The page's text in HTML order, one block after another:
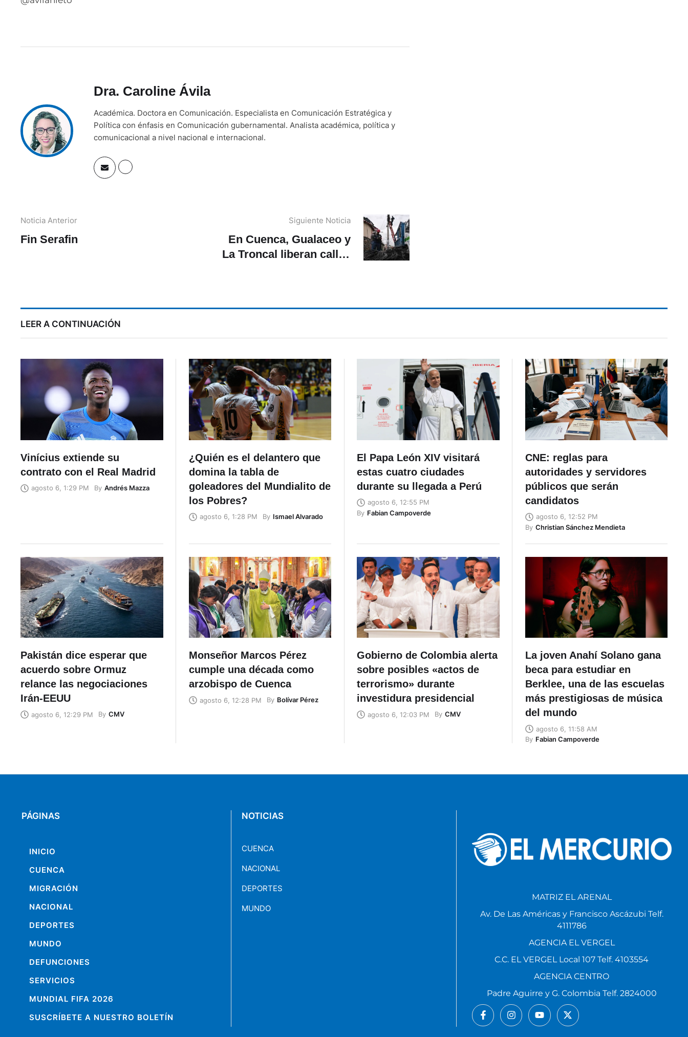
Dra. Caroline Ávila
Académica. Doctora en Comunicación. Especialista en Comunicación Estratégica y
Política con énfasis en Comunicación gubernamental. Analista académica, política y
comunicacional a nivel nacional e internacional.
Noticia Anterior
Fin Serafin
Siguiente Noticia
En Cuenca, Gualaceo y
La Troncal liberan calles
LEER A CONTINUACIÓN
Vinícius extiende su
contrato con el Real Madrid
agosto 6, 1:29 PM By Andrés Mazza
¿Quién es el delantero que
domina la tabla de
goleadores del Mundialito de
los Pobres?
agosto 6, 1:28 PM By Ismael Alvarado
El Papa León XIV visitará
estas cuatro ciudades
durante su llegada a Perú
agosto 6, 12:55 PM
By Fabian Campoverde
CNE: reglas para
autoridades y servidores
públicos que serán
candidatos
agosto 6, 12:52 PM
By Christian Sánchez Mendieta
Pakistán dice esperar que
acuerdo sobre Ormuz
relance las negociaciones
Irán-EEUU
agosto 6, 12:29 PM By CMV
Monseñor Marcos Pérez
cumple una década como
arzobispo de Cuenca
agosto 6, 12:28 PM By Bolívar Pérez
Gobierno de Colombia alerta
sobre posibles «actos de
terrorismo» durante
investidura presidencial
agosto 6, 12:03 PM By CMV
La joven Anahí Solano gana
beca para estudiar en
Berklee, una de las escuelas
más prestigiosas de música
del mundo
agosto 6, 11:58 AM
By Fabian Campoverde
PÁGINAS
INICIO
CUENCA
MIGRACIÓN
NACIONAL
DEPORTES
MUNDO
DEFUNCIONES
SERVICIOS
MUNDIAL FIFA 2026
SUSCRÍBETE A NUESTRO BOLETÍN
NOTICIAS
CUENCA
NACIONAL
DEPORTES
MUNDO
MATRIZ EL ARENAL
Av. De Las Américas y Francisco Ascázubi Telf.
4111786
AGENCIA EL VERGEL
C.C. EL VERGEL Local 107 Telf. 4103554
AGENCIA CENTRO
Padre Aguirre y G. Colombia Telf. 2824000